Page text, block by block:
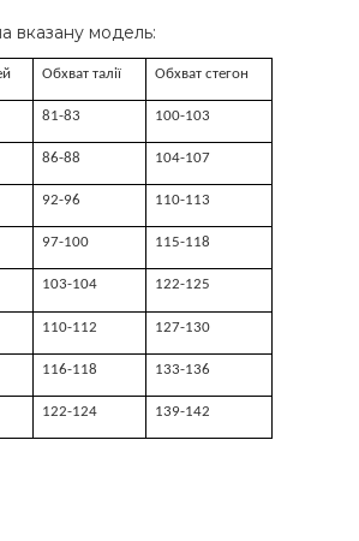
вказану модель:
Обхват талії Обхват стегон
81-83 100-103
86-88 104-107
92-96 110-113
97-100 115-118
103-104 122-125
110-112 127-130
116-118 133-136
122-124 139-142